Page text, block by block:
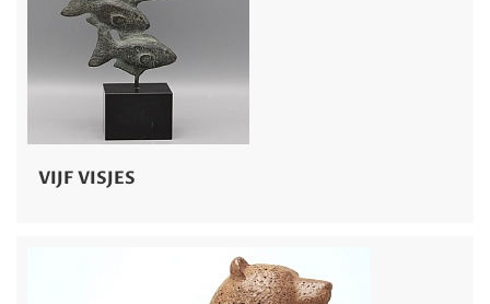
VIJF VISJES